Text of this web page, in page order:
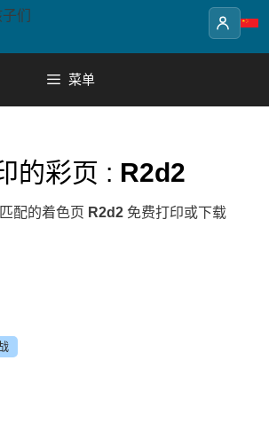
菜单
的彩页 : R2d2
配的着色页 R2d2 免费打印或下载